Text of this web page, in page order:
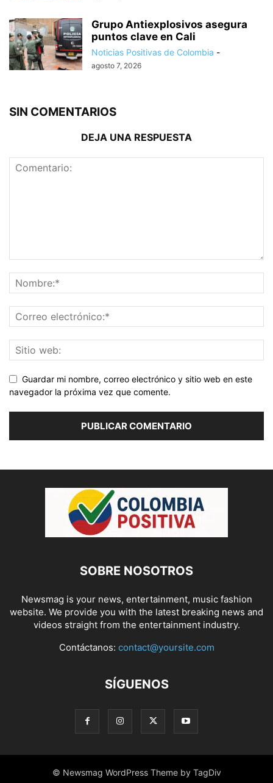
Grupo Antiexplosivos asegura
puntos clave en Cali
Noticias Positivas de Colombia -
agosto 7, 2026
SIN COMENTARIOS
DEJA UNA RESPUESTA
Guardar mi nombre, correo electrónico y sitio web en este
navegador la próxima vez que comente.
SOBRE NOSOTROS
Newsmag is your news, entertainment, music fashion
website. We provide you with the latest breaking news and
videos straight from the entertainment industry.
Contáctanos: contact@yoursite.com
SÍGUENOS
© Newsmag WordPress Theme by TagDiv